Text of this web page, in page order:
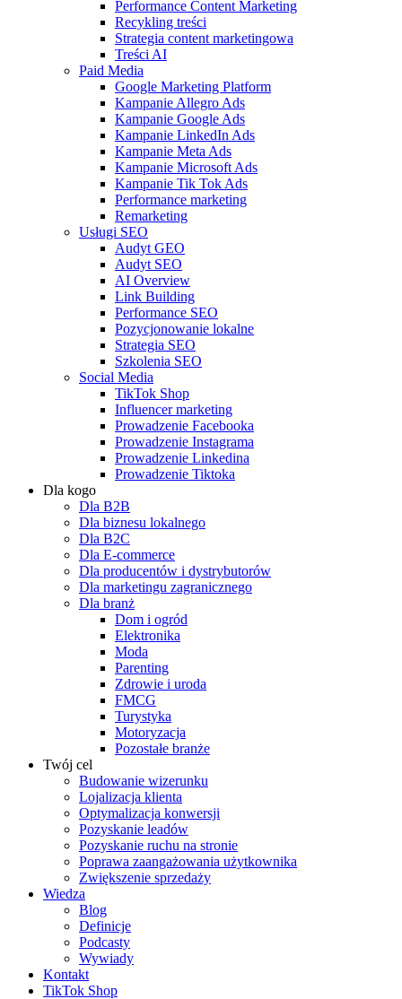
Performance Content Marketing
Recykling treści
Strategia content marketingowa
Treści AI
Paid Media
Google Marketing Platform
Kampanie Allegro Ads
Kampanie Google Ads
Kampanie LinkedIn Ads
Kampanie Meta Ads
Kampanie Microsoft Ads
Kampanie Tik Tok Ads
Performance marketing
Remarketing
Usługi SEO
Audyt GEO
Audyt SEO
AI Overview
Link Building
Performance SEO
Pozycjonowanie lokalne
Strategia SEO
Szkolenia SEO
Social Media
TikTok Shop
Influencer marketing
Prowadzenie Facebooka
Prowadzenie Instagrama
Prowadzenie Linkedina
Prowadzenie Tiktoka
Dla kogo
Dla B2B
Dla biznesu lokalnego
Dla B2C
Dla E-commerce
Dla producentów i dystrybutorów
Dla marketingu zagranicznego
Dla branż
Dom i ogród
Elektronika
Moda
Parenting
Zdrowie i uroda
FMCG
Turystyka
Motoryzacja
Pozostałe branże
Twój cel
Budowanie wizerunku
Lojalizacja klienta
Optymalizacja konwersji
Pozyskanie leadów
Pozyskanie ruchu na stronie
Poprawa zaangażowania użytkownika
Zwiększenie sprzedaży
Wiedza
Blog
Definicje
Podcasty
Wywiady
Kontakt
TikTok Shop